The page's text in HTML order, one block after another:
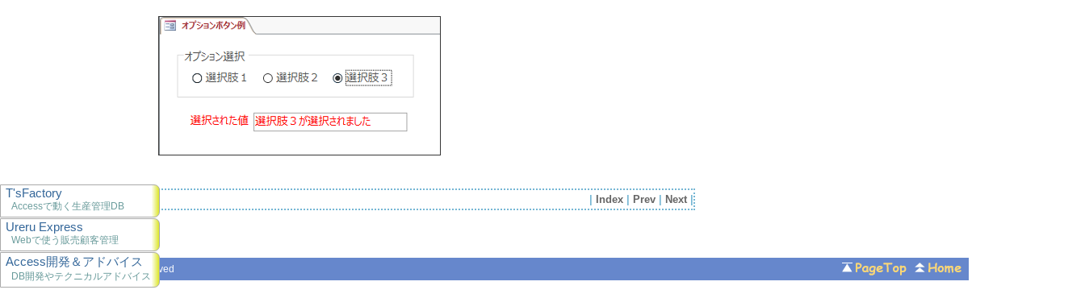
Index Prev Next |
T'sFactory
Accessで動く生産管理DB
Ureru Express
Webで使う販売顧客管理
Access開発＆アドバイス
DB開発やテクニカルアドバイス
Copyright © T'sWare All rights reserved